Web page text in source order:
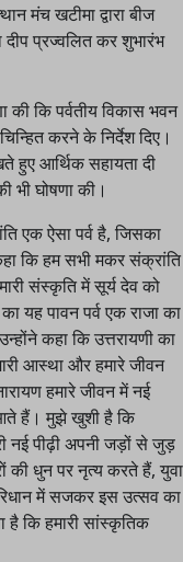
मंच खटीमा द्वारा बीज
प्रज्वलित कर शुभारंभ
कि पर्वतीय विकास भवन
करने के निर्देश दिए।
हुए आर्थिक सहायता दी
भी घोषणा की।
एक ऐसा पर्व है, जिसका
कि हम सभी मकर संक्रांति
संस्कृति में सूर्य देव को
यह पावन पर्व एक राजा का
कहा कि उत्तरायणी का
आस्था और हमारे जीवन
हमारे जीवन में नई
हैं। मुझे खुशी है कि
नई पीढ़ी अपनी जड़ों से जुड़
की धुन पर नृत्य करते हैं, युवा
में सजकर इस उत्सव का
है कि हमारी सांस्कृतिक